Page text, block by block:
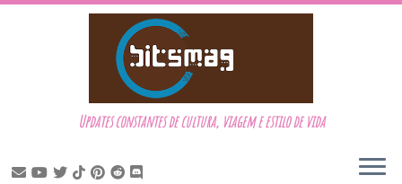
Updates constantes de cultura, viagem e estilo de vida